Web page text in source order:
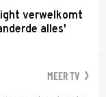
verwelkomt
alles'
MEER TV